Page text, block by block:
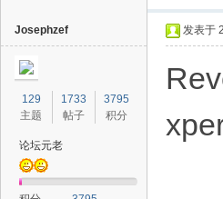
Josephzef
129
主题
1733
帖子
3795
积分
论坛元老
发表于